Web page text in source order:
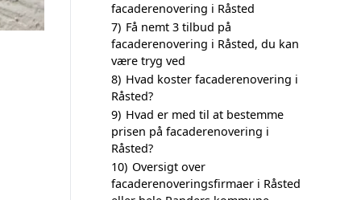
facaderenovering i Råsted
7) Få nemt 3 tilbud på
facaderenovering i Råsted, du kan
være tryg ved
8) Hvad koster facaderenovering i
Råsted?
9) Hvad er med til at bestemme
prisen på facaderenovering i
Råsted?
10) Oversigt over
facaderenoveringsfirmaer i Råsted